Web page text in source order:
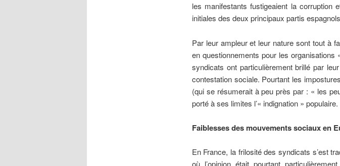
les manifestants fustigeaient la
initiales des deux principaux partis
Par leur ampleur et leur nature sont tout à
en questionnements pour les
syndicats ont particulièrement brillé par
contestation sociale. Pourtant les
(qui se résumerait à peu près par : « les
porté à ses limites l’« indignation » populaire.
Faiblesses des mouvements sociaux en
En France, la frilosité des syndicats s’est